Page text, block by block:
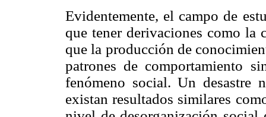
Evidentemente, el campo de
que tener derivaciones como la
que la producción de
patrones de comportamiento
fenómeno social. Un desastre
existan resultados similares